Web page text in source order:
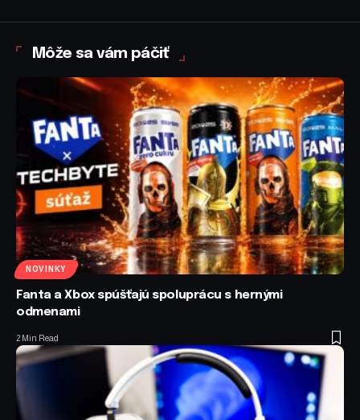
Môže sa vám páčiť
NOVINKY
Fanta a Xbox spúšťajú spoluprácu s hernými
odmenami
2 Min Read